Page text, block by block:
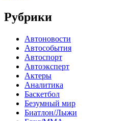
Рубрики
Автоновости
Автособытия
Автоспорт
Автоэксперт
Актеры
Аналитика
Баскетбол
Безумный мир
Биатлон/Лыжи